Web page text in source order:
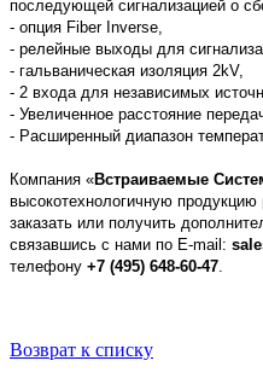
последующей сигнализацией о
- опция Fiber Inverse,
- релейные выходы для
- гальваническая изоляция 2kV,
- 2 входа для независимых
- Увеличенное расстояние
- Расширенный диапазон
Компания «Встраиваемые
высокотехнологичную продукцию
заказать или получить
связавшись с нами по E-mail:
телефону +7 (495) 648-60-47
Возврат к списку